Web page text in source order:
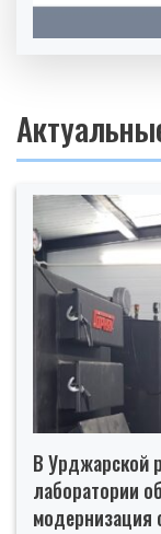
В Урджарской
лаборатории
модернизация